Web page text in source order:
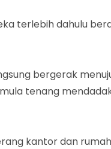
terlebih dahulu
bergerak
tenang
kantor dan